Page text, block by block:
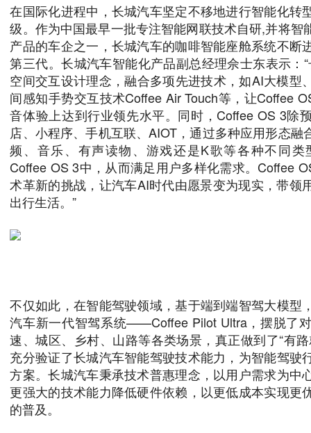
在国际化进程中，长城汽车坚定不移地进行智能化转
级。作为中国最早一批专注智能网联技术自研,并将智
产品的车企之一，长城汽车的咖啡智能座舱系统不断
第三代。长城汽车智能化产品副总经理佘士东表示：
空间交互设计理念，融合多项先进技术，如AI大模型
间感知手势交互技术Coffee Air Touch等，让Coffee
音体验上达到行业领先水平。同时，Coffee OS 3除
店、小程序、手机互联、AIOT，通过多种应用形态融
频、音乐、有声读物、游戏还是K歌等各种不同
Coffee OS 3中，从而满足用户多样化需求。Coffee
术革新的挑战，让汽车AI时代由愿景变为现实，带领
出行生活。”
不仅如此，在智能驾驶领域，基于端到端智驾大模型
汽车新一代智驾系统——Coffee Pilot Ultra，摆脱了
速、城区、乡村、山路等各类场景，真正做到了“有
充分验证了长城汽车智能驾驶技术能力，为智能驾驶
方案。长城汽车秉承技术普惠理念，以用户需求为中
更强大的技术能力降低硬件依赖，以更低成本实现更
的普及。